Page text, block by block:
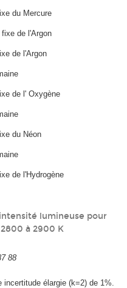
du Mercure
de l'Argon
de l'Argon
de l' Oxygène
du Néon
de l'Hydrogène
lumineuse pour
à 2900 K
88
élargie (k=2) de 1%.